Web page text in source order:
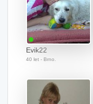
Evik22
40 let - Brno.